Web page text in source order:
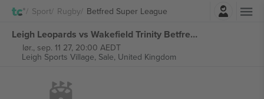
Sport Rugby Betfred Super League
Logg Inn
Leigh Leopards vs Wakefield Trinity Betfred Super League billetter
lør., sep. 11 27, 20:00 AEDT
Leigh Sports Village, Sale, United Kingdom